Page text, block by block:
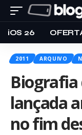
iOS 26
2011 ARQUIVO
Biografia
lançada
no fim